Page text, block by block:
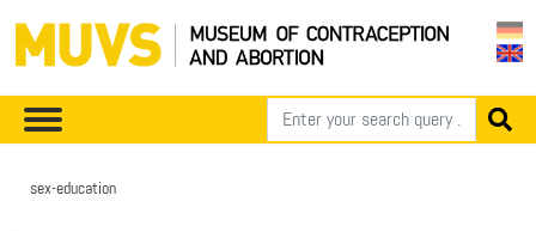
sex-education